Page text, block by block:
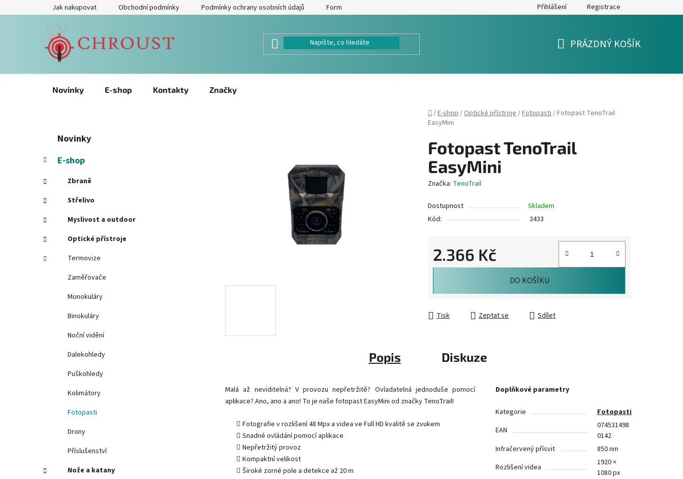
na
Jak nakupovat Obchodní podmínky Podmínky ochrany osobních údajů Formulář pro odstoupení od kupní smlouvy Formulář pro reklamaci a výměnu zboží Moje objednávka
Přihlášení Registrace
PRÁZDNÝ KOŠÍK
Novinky E-shop Kontakty Značky
Domů
/E-shop/Optické přístroje/Fotopasti/Fotopast TenoTrail
EasyMini
s
r
a
n
í
p
a
kategorie
t
e
g
r
e
Novinky
E-shop
Zbraně
Střelivo
Myslivost a outdoor
Optické přístroje
Termovize
Zaměřovače
Monokuláry
Binokuláry
Noční vidění
Dalekohledy
Puškohledy
Kolimátory
Fotopasti
Drony
Příslušenství
Nože a katany
Fotopast TenoTrail
EasyMini
Značka: TenoTrail
Dostupnost
Skladem
Kód:
3433
2.366 Kč
Měrná cena:
DO KOŠÍKU
Tisk Zeptat se Sdílet
Popis Diskuze
Malá až neviditelná? V provozu nepřetržitě? Ovladatelná jednoduše pomocí
aplikace? Ano, ano a ano! To je naše fotopast EasyMini od značky TenoTrail!
Fotografie v rozlišení 48 Mpx a videa ve Full HD kvalitě se zvukem
Snadné ovládání pomocí aplikace
Nepřetržitý provoz
Kompaktní velikost
Široké zorné pole a detekce až 20 m
Doplňkové parametry
Kategorie
Fotopasti
EAN
074531498
0142
Infračervený přísvit
850 nm
Rozlišení videa
1920 ×
1080 px